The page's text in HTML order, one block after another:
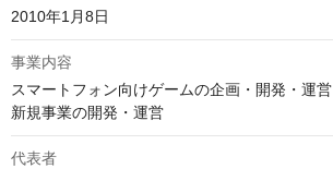
2010年1月8日
事業内容
スマートフォン向けゲームの企画・開発・運営
新規事業の開発・運営
代表者